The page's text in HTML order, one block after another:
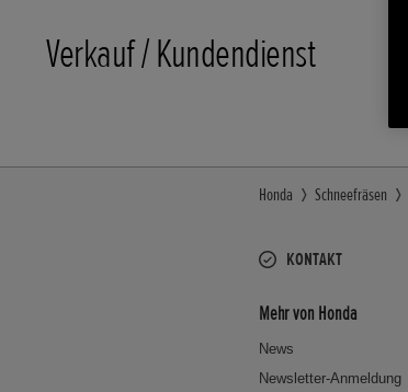
Verkauf / Kundendienst
Honda Schneefräsen
KONTAKT
Mehr von Honda
News
Newsletter-Anmeldung